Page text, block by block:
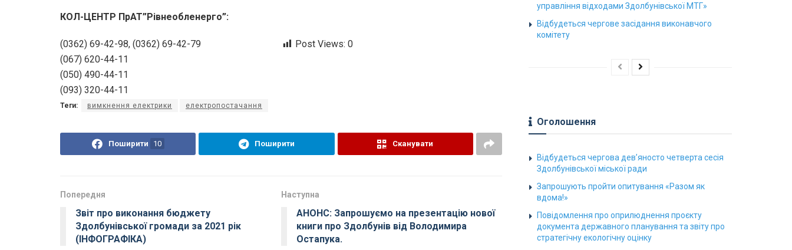
КОЛ-ЦЕНТР ПрАТ”Рівнеобленерго”:
(0362) 69-42-98, (0362) 69-42-79
(067) 620-44-11
(050) 490-44-11
(093) 320-44-11
Post Views: 0
Теги: вимкнення електрики електропостачання
Поширити 10 Поширити Сканувати
Попередня
Звіт про виконання бюджету
Здолбунівської громади за 2021 рік
(ІНФОГРАФІКА)
Наступна
АНОНС: Запрошуємо на презентацію нової
книги про Здолбунів від Володимира
Остапука.
управління відходами Здолбунівської МТГ»
Відбудеться чергове засідання виконавчого
комітету
Оголошення
Відбудеться чергова дев’яносто четверта сесія
Здолбунівської міської ради
Запрошують пройти опитування «Разом як
вдома!»
Повідомлення про оприлюднення проєкту
документа державного планування та звіту про
стратегічну екологічну оцінку